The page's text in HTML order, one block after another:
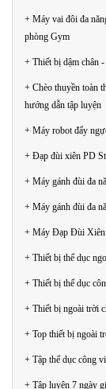
+ Máy vai đôi đa
phòng Gym
+ Thiết bị dậm chân
+ Chèo thuyền toàn
hướng dẫn tập luyện
+ Máy robot đẩy
+ Đạp đùi xiên PD
+ Máy gánh đùi đa
+ Máy gánh đùi đa
+ Máy Đạp Đùi Xiên
+ Thiết bị thể dục
+ Thiết bị thể dục
+ Thiết bị ngoài trời
+ Top thiết bị ngoài
+ Tập thể dục công
+ Tập luyện 7 ngày